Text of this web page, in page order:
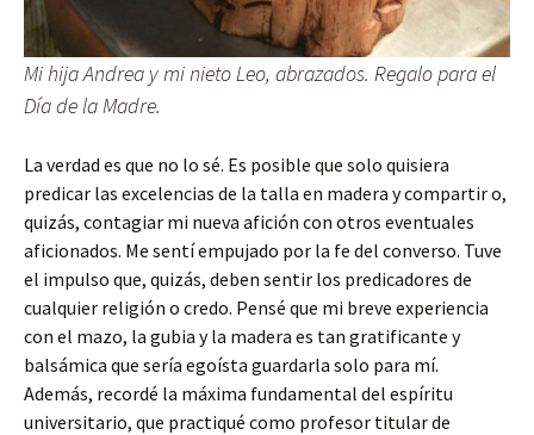
Mi hija Andrea y mi nieto Leo, abrazados. Regalo para el
Día de la Madre.
La verdad es que no lo sé. Es posible que solo quisiera
predicar las excelencias de la talla en madera y compartir o,
quizás, contagiar mi nueva afición con otros eventuales
aficionados. Me sentí empujado por la fe del converso. Tuve
el impulso que, quizás, deben sentir los predicadores de
cualquier religión o credo. Pensé que mi breve experiencia
con el mazo, la gubia y la madera es tan gratificante y
balsámica que sería egoísta guardarla solo para mí.
Además, recordé la máxima fundamental del espíritu
universitario, que practiqué como profesor titular de